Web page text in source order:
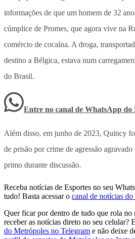
informações de que um homem de 32
cúmplice de Promes, que agora vive na
comércio de cocaína. A droga,
destino a Bélgica, estava num
do Brasil.
Entre no canal de WhatsApp do
Além disso, em junho de 2023, Quincy
de prisão por crime de agressão
primo durante discussão.
Receba notícias de Esportes no seu
tudo! Basta acessar o canal de notícias
Quer ficar por dentro de tudo que rola no
receber as notícias direto no seu celular?
do Metrópoles no Telegram e não deixe